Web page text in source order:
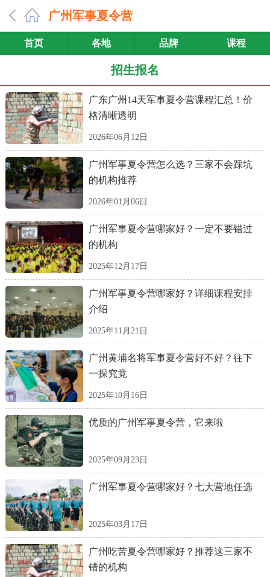
广州军事夏令营
首页 各地 品牌 课程
招生报名
广东广州14天军事夏令营课程汇总！价
格清晰透明
2026年06月12日
广州军事夏令营怎么选？三家不会踩坑
的机构推荐
2026年01月06日
广州军事夏令营哪家好？一定不要错过
的机构
2025年12月17日
广州军事夏令营哪家好？详细课程安排
介绍
2025年11月21日
广州黄埔名将军事夏令营好不好？往下
一探究竟
2025年10月16日
优质的广州军事夏令营，它来啦
2025年09月23日
广州军事夏令营哪家好？七大营地任选
2025年03月17日
广州吃苦夏令营哪家好？推荐这三家不
错的机构